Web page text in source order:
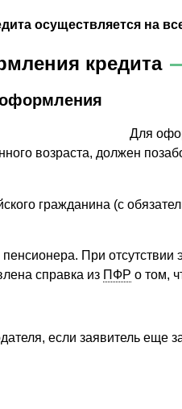
осуществляется на
кредита
Для
возраста, должен
гражданина (с
При отсутствии
справка из ПФР о том,
если заявитель еще